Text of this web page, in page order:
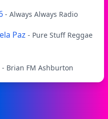
- Always Always Radio
Paz - Pure Stuff Reggae
- Brian FM Ashburton